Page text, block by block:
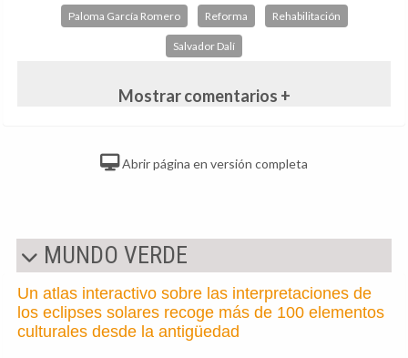
Paloma García Romero Reforma Rehabilitación
Salvador Dalí
Mostrar comentarios +
Abrir página en versión completa
MUNDO VERDE
Un atlas interactivo sobre las interpretaciones de
los eclipses solares recoge más de 100 elementos
culturales desde la antigüedad